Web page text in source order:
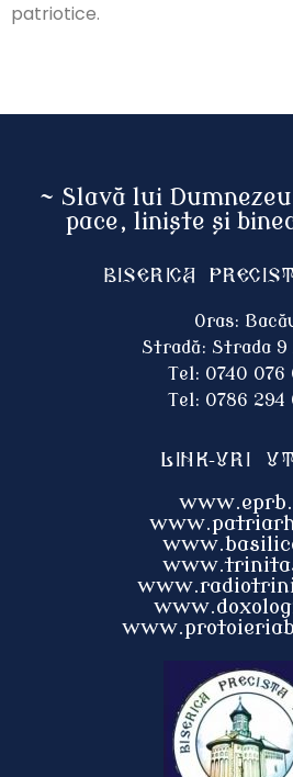
patriotice.
~ Slavă lui
pace, liniște și
Biserica
Oras:
Stradă: Strada 9
Tel: 0740 076
Tel: 0786 294
Link-uri
www.protoieri